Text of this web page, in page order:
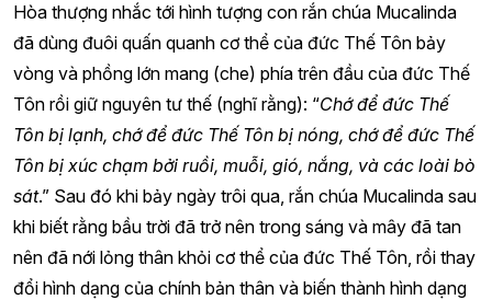
Hòa thượng nhắc tới hình tượng con rắn chúa Mucalinda
đã dùng đuôi quấn quanh cơ thể của đức Thế Tôn bảy
vòng và phồng lớn mang (che) phía trên đầu của đức Thế
Tôn rồi giữ nguyên tư thế (nghĩ rằng): “Chớ để đức Thế
Tôn bị lạnh, chớ để đức Thế Tôn bị nóng, chớ để đức Thế
Tôn bị xúc chạm bởi ruồi, muỗi, gió, nắng, và các loài bò
sát.” Sau đó khi bảy ngày trôi qua, rắn chúa Mucalinda sau
khi biết rằng bầu trời đã trở nên trong sáng và mây đã tan
nên đã nới lỏng thân khỏi cơ thể của đức Thế Tôn, rồi thay
đổi hình dạng của chính bản thân và biến thành hình dạng